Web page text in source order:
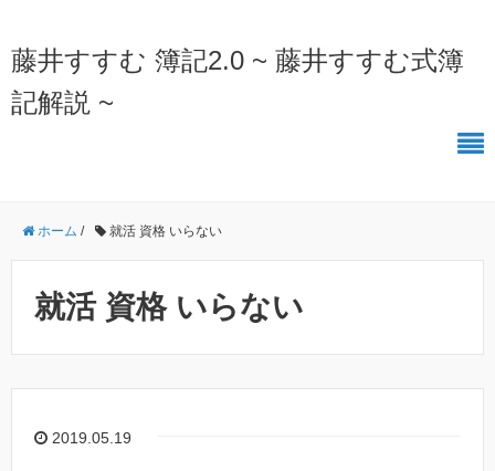
藤井すすむ 簿記2.0 ~ 藤井すすむ式簿
記解説 ~
ホーム / 就活 資格 いらない
就活 資格 いらない
2019.05.19